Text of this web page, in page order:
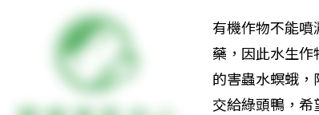
有機作物不能噴
藥，因此水生作
的害蟲水螟蛾
交給綠頭鴨，希